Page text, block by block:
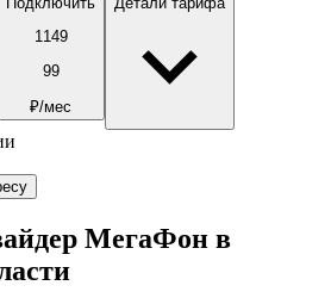
1149
99
₽/мес
МегаФон в